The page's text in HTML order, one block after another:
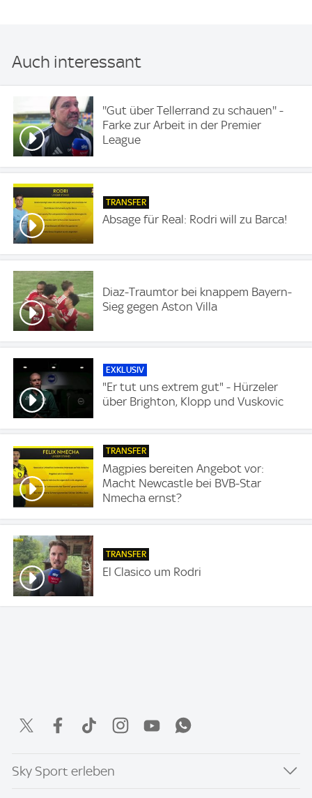
Auch interessant
''Gut über Tellerrand zu schauen'' -
Farke zur Arbeit in der Premier
League
TRANSFER
Absage für Real: Rodri will zu Barca!
Diaz-Traumtor bei knappem Bayern-
Sieg gegen Aston Villa
EXKLUSIV
"Er tut uns extrem gut" - Hürzeler
über Brighton, Klopp und Vuskovic
TRANSFER
Magpies bereiten Angebot vor:
Macht Newcastle bei BVB-Star
Nmecha ernst?
TRANSFER
El Clasico um Rodri
Sky Sport erleben